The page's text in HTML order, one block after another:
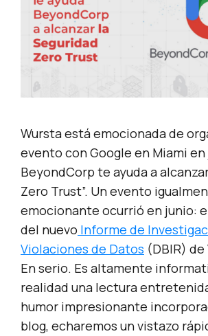
Wursta está emocionada de
evento con Google en Miami en
BeyondCorp te ayuda a
Zero Trust”. Un evento
emocionante ocurrió en junio:
del nuevo Informe de
Violaciones de Datos (DBIR) de
En serio. Es altamente
realidad una lectura
humor impresionante
blog, echaremos un vistazo